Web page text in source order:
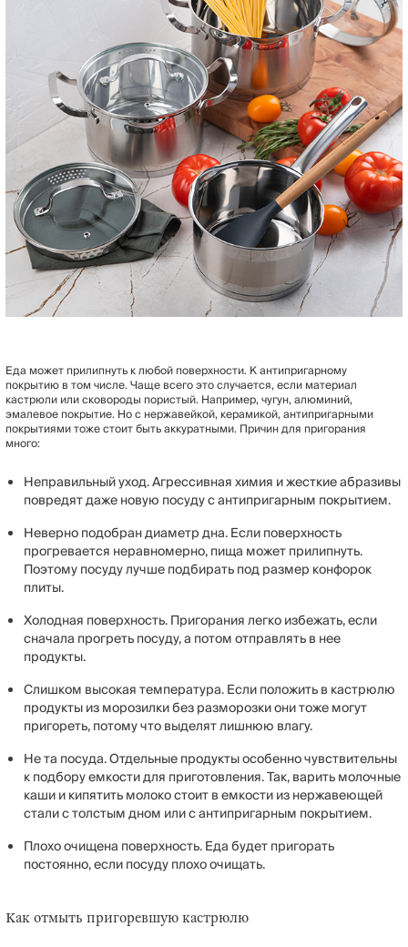
Еда может прилипнуть к любой поверхности. К антипригарному
покрытию в том числе. Чаще всего это случается, если материал
кастрюли или сковороды пористый. Например, чугун, алюминий,
эмалевое покрытие. Но с нержавейкой, керамикой, антипригарными
покрытиями тоже стоит быть аккуратными. Причин для пригорания
много:
Неправильный уход. Агрессивная химия и жесткие абразивы
повредят даже новую посуду с антипригарным покрытием.
Неверно подобран диаметр дна. Если поверхность
прогревается неравномерно, пища может прилипнуть.
Поэтому посуду лучше подбирать под размер конфорок
плиты.
Холодная поверхность. Пригорания легко избежать, если
сначала прогреть посуду, а потом отправлять в нее
продукты.
Слишком высокая температура. Если положить в кастрюлю
продукты из морозилки без разморозки они тоже могут
пригореть, потому что выделят лишнюю влагу.
Не та посуда. Отдельные продукты особенно чувствительны
к подбору емкости для приготовления. Так, варить молочные
каши и кипятить молоко стоит в емкости из нержавеющей
стали с толстым дном или с антипригарным покрытием.
Плохо очищена поверхность. Еда будет пригорать
постоянно, если посуду плохо очищать.
Как отмыть пригоревшую кастрюлю